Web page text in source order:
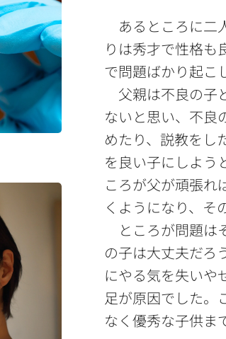
あるところに二
りは秀才で性格も
で問題ばかり起こ
父親は不良の子
ないと思い、不良
めたり、説教をし
を良い子にしよう
ころが父が頑張れ
くようになり、そ
ところが問題は
の子は大丈夫だろ
にやる気を失いや
足が原因でした。
なく優秀な子供ま